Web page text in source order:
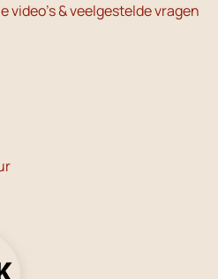
& veelgestelde vragen